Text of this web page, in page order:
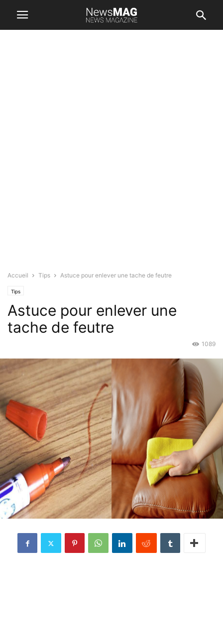
Accueil Tips Astuce pour enlever une tache de feutre
Tips
Astuce pour enlever une
tache de feutre
1089